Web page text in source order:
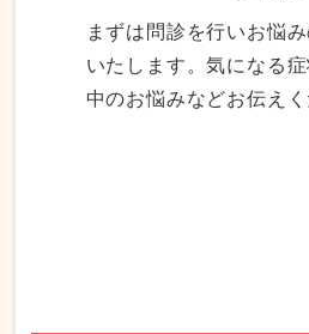
まずは問診を行いお悩
いたします。気になる
中のお悩みなどお伝えく